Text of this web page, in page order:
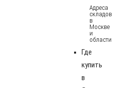
Адреса
складов
в
Москве
и
области
Где
купить
в